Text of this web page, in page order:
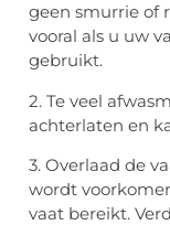
geen smurrie of
vooral als u uw
gebruikt.
2. Te veel
achterlaten en
3. Overlaad de
wordt
vaat bereikt.